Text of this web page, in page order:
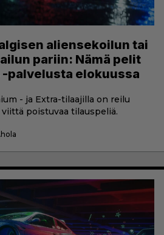
aliensekoilun tai
pariin: Nämä pelit
-palvelusta elokuussa
- ja Extra-tilaajilla on reilu
poistuvaa tilauspeliä.